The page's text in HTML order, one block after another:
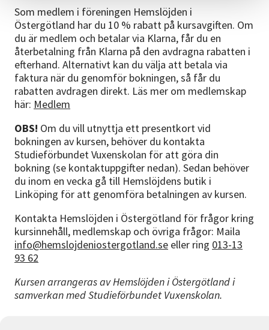
Som medlem i föreningen Hemslöjden i
Östergötland har du 10 % rabatt på kursavgiften. Om
du är medlem och betalar via Klarna, får du en
återbetalning från Klarna på den avdragna rabatten i
efterhand. Alternativt kan du välja att betala via
faktura när du genomför bokningen, så får du
rabatten avdragen direkt. Läs mer om medlemskap
här: Medlem
OBS! Om du vill utnyttja ett presentkort vid
bokningen av kursen, behöver du kontakta
Studieförbundet Vuxenskolan för att göra din
bokning (se kontaktuppgifter nedan). Sedan behöver
du inom en vecka gå till Hemslöjdens butik i
Linköping för att genomföra betalningen av kursen.
Kontakta Hemslöjden i Östergötland för frågor kring
kursinnehåll, medlemskap och övriga frågor: Maila
info@hemslojdeniostergotland.se eller ring 013-13
93 62
Kursen arrangeras av Hemslöjden i Östergötland i
samverkan med Studieförbundet Vuxenskolan.